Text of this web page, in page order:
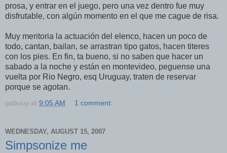
prosa, y entrar en el juego, pero una vez dentro fue muy
disfrutable, con algún momento en el que me cague de risa.
Muy meritoria la actuación del elenco, hacen un poco de
todo, cantan, bailan, se arrastran tipo gatos, hacen titeres
con los pies. En fin, ta bueno, si no saben que hacer un
sabado a la noche y están en montevideo, peguense una
vuelta por Rio Negro, esq Uruguay, traten de reservar
porque se agotan.
gabouy at 9:05 AM 1 comment:
WEDNESDAY, AUGUST 15, 2007
Simpsonize me